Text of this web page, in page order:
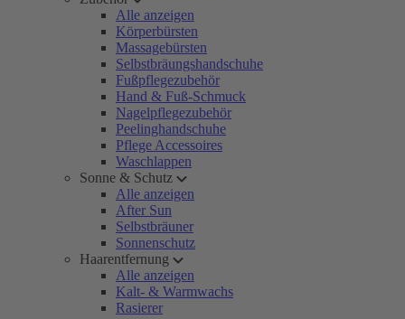
Alle anzeigen
Körperbürsten
Massagebürsten
Selbstbräungshandschuhe
Fußpflegezubehör
Hand & Fuß-Schmuck
Nagelpflegezubehör
Peelinghandschuhe
Pflege Accessoires
Waschlappen
Sonne & Schutz
Alle anzeigen
After Sun
Selbstbräuner
Sonnenschutz
Haarentfernung
Alle anzeigen
Kalt- & Warmwachs
Rasierer